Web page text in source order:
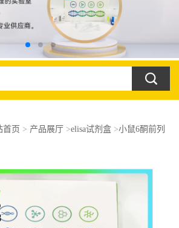
首页 > 产品展厅 >elisa试剂盒>小鼠6酮前列